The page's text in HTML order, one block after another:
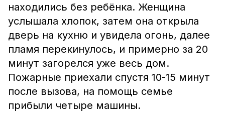
находились без ребёнка. Женщина
услышала хлопок, затем она открыла
дверь на кухню и увидела огонь, далее
пламя перекинулось, и примерно за 20
минут загорелся уже весь дом.
Пожарные приехали спустя 10-15 минут
после вызова, на помощь семье
прибыли четыре машины.